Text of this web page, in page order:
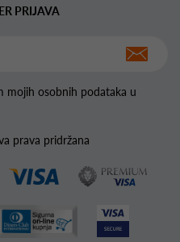
PRIJAVA
mojih osobnih podataka u
prava pridržana